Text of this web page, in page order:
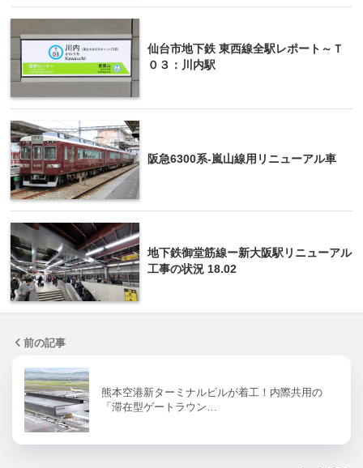
仙台市地下鉄 東西線全駅レポート～Ｔ
０３：川内駅
阪急6300系-嵐山線用リニューアル車
地下鉄御堂筋線ー新大阪駅リニューアル
工事の状況 18.02
前の記事
熊本空港新ターミナルビルが着工！内際共用の
「滞在型ゲートラウン…